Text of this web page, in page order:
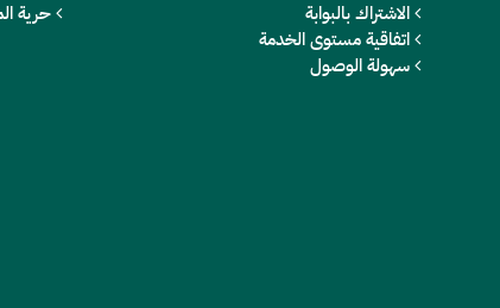
الاشتراك بالبوابة
اتفاقية مستوى الخدمة
سهولة الوصول
حرية